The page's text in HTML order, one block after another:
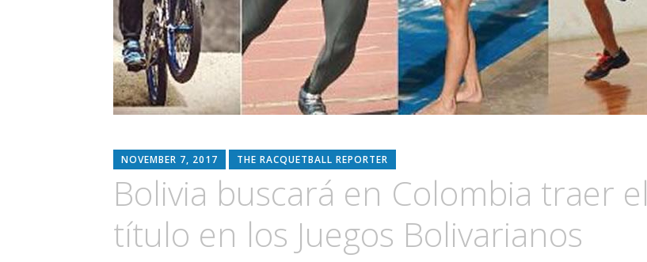
NOVEMBER 7, 2017 THE RACQUETBALL REPORTER
Bolivia buscará en Colombia traer el
título en los Juegos Bolivarianos